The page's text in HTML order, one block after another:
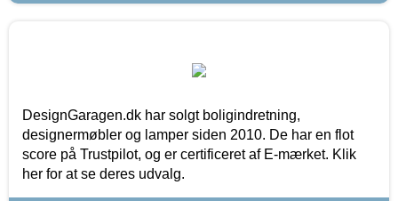
DesignGaragen.dk har solgt boligindretning,
designermøbler og lamper siden 2010. De har en flot
score på Trustpilot, og er certificeret af E-mærket. Klik
her for at se deres udvalg.